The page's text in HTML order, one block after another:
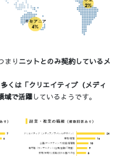
まり ニットとのみ契約しているメ
くは「クリエイティブ（メディ
域で活躍しているようです。